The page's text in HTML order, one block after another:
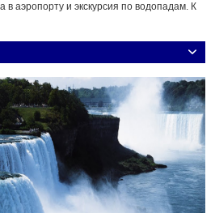
аэропорту и экскурсия по водопадам. К